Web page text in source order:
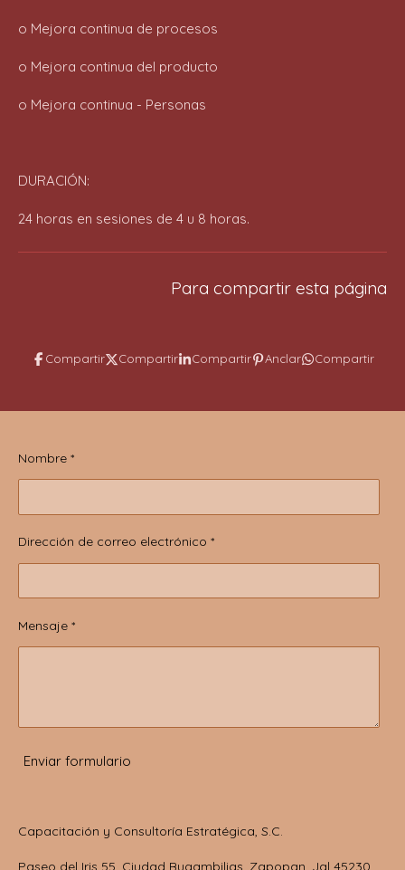
o Mejora continua de procesos
o Mejora continua del producto
o Mejora continua - Personas
DURACIÓN:
24 horas en sesiones de 4 u 8 horas.
Para compartir esta página
Compartir Compartir Compartir Anclar Compartir
Nombre *
Dirección de correo electrónico *
Mensaje *
Enviar formulario
Capacitación y Consultoría Estratégica, S.C.
Paseo del Iris 55, Ciudad Bugambilias, Zapopan, Jal 45230